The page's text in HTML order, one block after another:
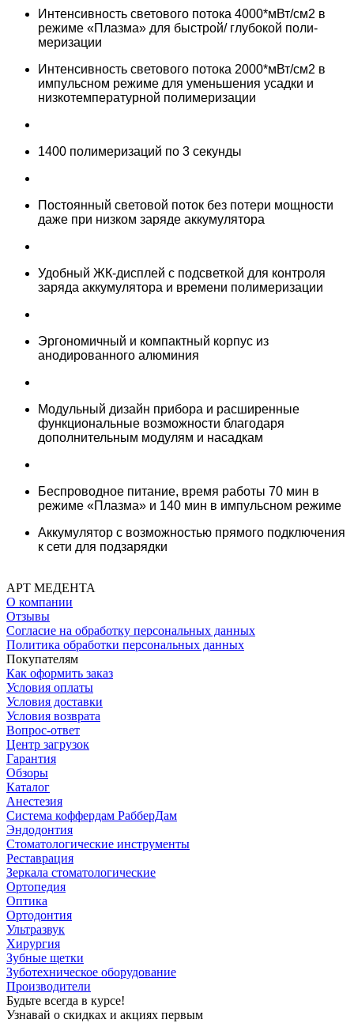
Интенсивность светового потока 4000*мВт/см2 в
режиме «Плазма» для быстрой/ глубокой поли­
меризации
Интенсивность светового потока 2000*мВт/см2 в
импульсном режиме для уменьшения усадки и
низкотемпературной полимеризации
1400 полимеризаций по 3 секунды
Постоянный световой поток без потери мощности
даже при низком заряде аккумулятора
Удобный ЖК-дисплей с подсветкой для контроля
заряда аккумулятора и времени полимеризации
Эргономичный и компактный корпус из
анодированного алюминия
Модульный дизайн прибора и расширенные
функциональные возможности благодаря
дополнительным модулям и насадкам
Беспроводное питание, время работы 70 мин в
режиме «Плазма» и 140 мин в импульсном режиме
Аккумулятор с возможностью прямого подключения
к сети для подзарядки
АРТ МЕДЕНТА
О компании
Отзывы
Согласие на обработку персональных данных
Политика обработки персональных данных
Покупателям
Как оформить заказ
Условия оплаты
Условия доставки
Условия возврата
Вопрос-ответ
Центр загрузок
Гарантия
Обзоры
Каталог
Анестезия
Система коффердам РабберДам
Эндодонтия
Стоматологические инструменты
Реставрация
Зеркала стоматологические
Ортопедия
Оптика
Ортодонтия
Ультразвук
Хирургия
Зубные щетки
Зуботехническое оборудование
Производители
Будьте всегда в курсе!
Узнавай о скидках и акциях первым